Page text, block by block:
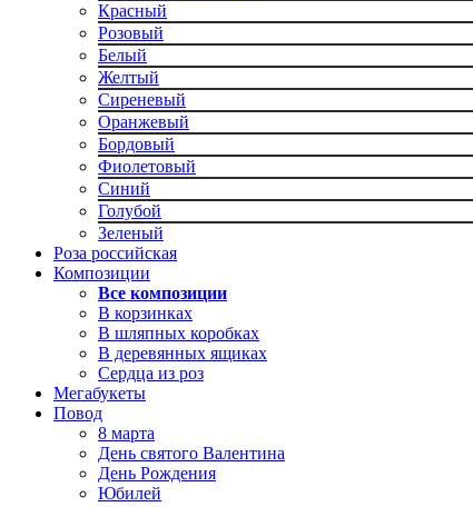
Красный
Розовый
Белый
Желтый
Сиреневый
Оранжевый
Бордовый
Фиолетовый
Синий
Голубой
Зеленый
Роза российская
Композиции
Все композиции
В корзинках
В шляпных коробках
В деревянных ящиках
Сердца из роз
Мегабукеты
Повод
8 марта
День святого Валентина
День Рождения
Юбилей